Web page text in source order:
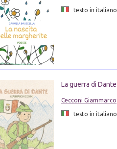
testo in italiano
La guerra di Dante
Cecconi Giammarco
testo in italiano